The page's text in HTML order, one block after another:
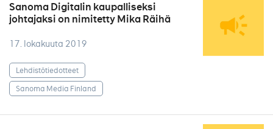
Sanoma Digitalin kaupalliseksi
johtajaksi on nimitetty Mika Räihä
17. lokakuuta 2019
Lehdistötiedotteet
Sanoma Media Finland